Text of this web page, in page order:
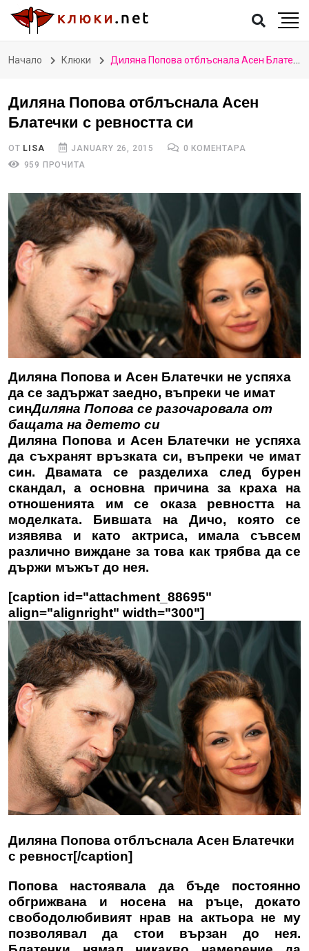
Начало Клюки Диляна Попова отблъснала Асен Блатечки с ревността си
Диляна Попова отблъснала Асен
Блатечки с ревността си
ОТ LISA JANUARY 26, 2015
0 КОМЕНТАРА
959 ПРОЧИТА
Диляна Попова и Асен Блатечки не успяха
да се задържат заедно, въпреки че имат
синДиляна Попова се разочаровала от
бащата на детето си
Диляна Попова и Асен Блатечки не успяха
да съхранят връзката си, въпреки че имат
син. Двамата се разделиха след бурен
скандал, а основна причина за краха на
отношенията им се оказа ревността на
моделката. Бившата на Дичо, която се
изявява и като актриса, имала съвсем
различно виждане за това как трябва да се
държи мъжът до нея.
[caption id="attachment_88695"
align="alignright" width="300"]
Диляна Попова отблъснала Асен Блатечки
с ревност[/caption]
Попова настоявала да бъде постоянно
обгрижвана и носена на ръце, докато
свободолюбивият нрав на актьора не му
позволявал да стои вързан до нея.